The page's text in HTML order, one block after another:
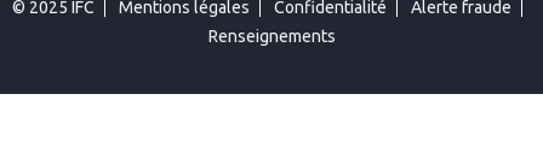
© 2025 IFC Mentions légales Confidentialité
Alerte fraude
Renseignements